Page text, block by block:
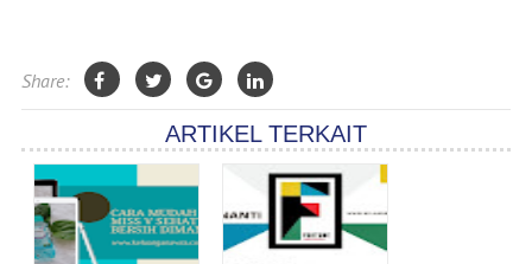
Share:
ARTIKEL TERKAIT